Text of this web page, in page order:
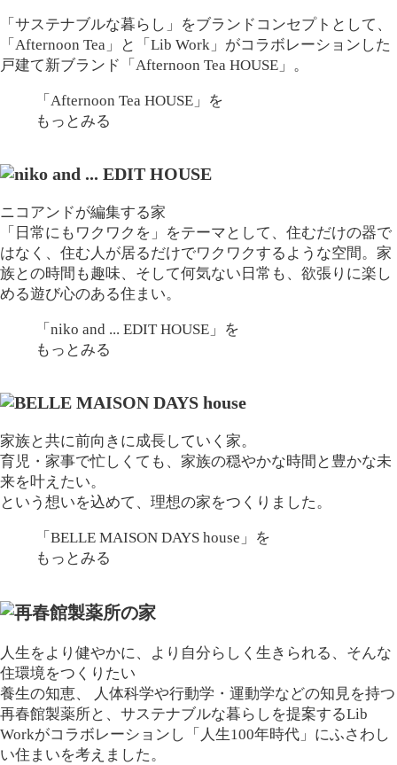
「サステナブルな暮らし」をブランドコンセプトとして、
「Afternoon Tea」と「Lib Work」がコラボレーションした
戸建て新ブランド「Afternoon Tea HOUSE」。
「Afternoon Tea HOUSE」
を
もっとみる
ニコアンドが編集する家
「日常にもワクワクを」をテーマとして、住むだけの器で
はなく、住む人が居るだけでワクワクするような空間。家
族との時間も趣味、そして何気ない日常も、欲張りに楽し
める遊び心のある住まい。
「niko and ... EDIT HOUSE」
を
もっとみる
家族と共に前向きに成長していく家。
育児・家事で忙しくても、家族の穏やかな時間と豊かな未
来を叶えたい。
という想いを込めて、理想の家をつくりました。
「BELLE MAISON DAYS house」
を
もっとみる
人生をより健やかに、より自分らしく生きられる、そんな
住環境をつくりたい
養生の知恵、 人体科学や行動学・運動学などの知見を持つ
再春館製薬所と、サステナブルな暮らしを提案するLib
Workがコラボレーションし「人生100年時代」にふさわし
い住まいを考えました。